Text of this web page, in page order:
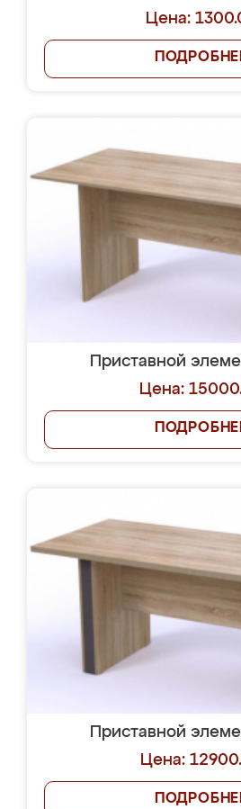
Цена:
Приставной
Цена:
Приставной
Цена: